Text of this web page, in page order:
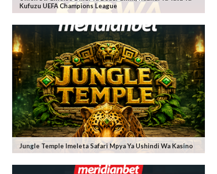
Kufuzu UEFA Champions League
Jungle Temple Imeleta Safari Mpya Ya Ushindi Wa Kasino